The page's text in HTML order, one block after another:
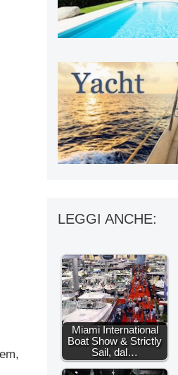
LEGGI ANCHE:
Miami International
Boat Show & Strictly
Sail, dal…